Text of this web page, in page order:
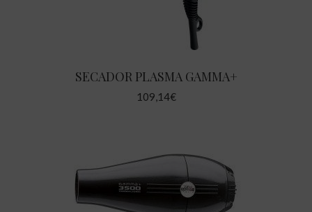
SECADOR PLASMA GAMMA+
109,14€